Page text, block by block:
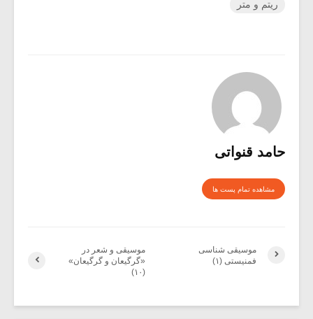
ریتم و متر
حامد قنواتی
مشاهده تمام پست ها
موسیقی و شعر در
«گرگیعان و گرگیعان»
(۱۰)
موسیقی شناسی
فمنیستی (۱)